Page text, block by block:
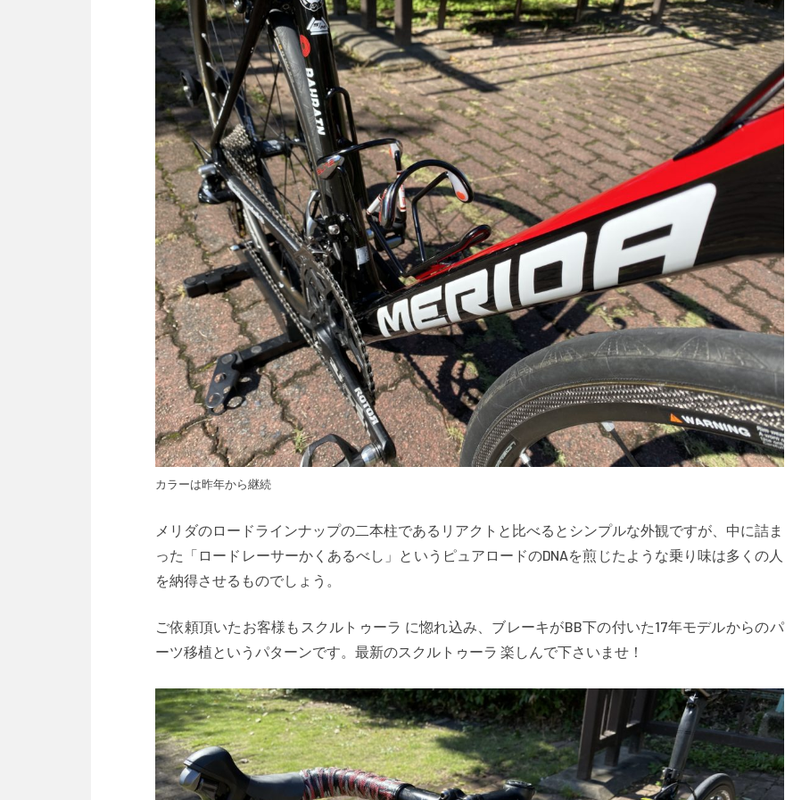
カラーは昨年から継続
メリダのロードラインナップの二本柱であるリアクトと比べるとシンプルな外観ですが、中に詰ま
った「ロードレーサーかくあるべし」というピュアロードのDNAを煎じたような乗り味は多くの人
を納得させるものでしょう。
ご依頼頂いたお客様もスクルトゥーラ に惚れ込み、ブレーキがBB下の付いた17年モデルからのパ
ーツ移植というパターンです。最新のスクルトゥーラ 楽しんで下さいませ！